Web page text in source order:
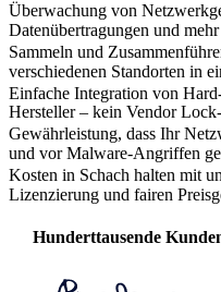
Überwachung von
Datenübertragungen und
Sammeln und
verschiedenen Standorten in
Einfache Integration von
Hersteller – kein Vendor
Gewährleistung, dass Ihr
und vor Malware-Angriffen
Kosten in Schach halten mit
Lizenzierung und fairen
Hunderttausende